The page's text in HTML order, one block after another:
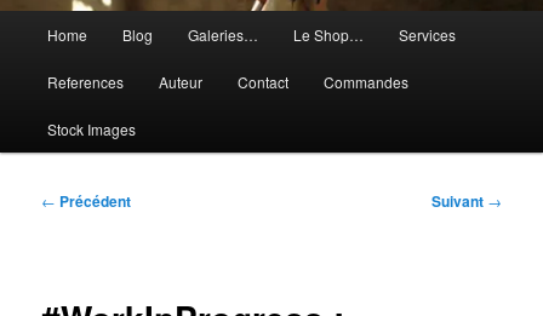
principal
Home Blog Galeries… Le Shop… Services
References Auteur Contact Commandes
Stock Images
Navigation
← Précédent Suivant →